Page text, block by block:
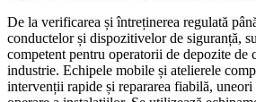
De la verificarea și întreținerea regulată
conductelor și dispozitivelor de siguranță,
competent pentru operatorii de depozite de
industrie. Echipele mobile și atelierele
intervenții rapide și repararea fiabilă, uneori